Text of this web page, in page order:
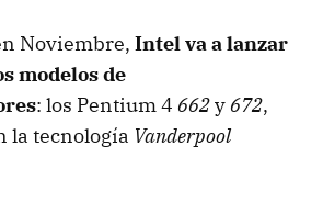
Noviembre, Intel va a lanzar
modelos de
: los Pentium 4 662y672,
la tecnología Vanderpool